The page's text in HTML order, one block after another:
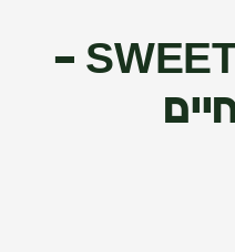
SWEET CHESTNUT –